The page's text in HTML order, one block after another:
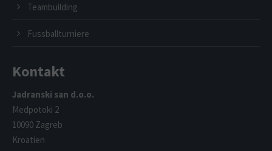
Teambuilding
Fussballturniere
Kontakt
Jadranski san d.o.o.
Medpotoki 2
10090 Zagreb
Kroatien